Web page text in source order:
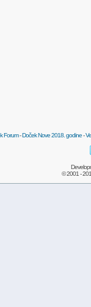
Forum-Doček Nove 2018. godine-
© 2001 -